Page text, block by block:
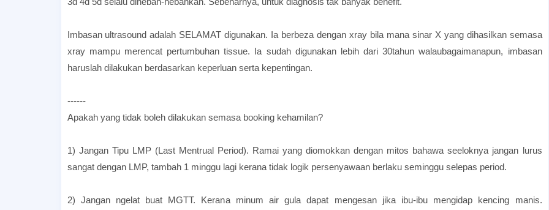
Imbasan ultrasound adalah SELAMAT digunakan. Ia berbeza dengan xray bila mana sinar X yang dihasilkan semasa
xray mampu merencat pertumbuhan tissue. Ia sudah digunakan lebih dari 30tahun walaubagaimanapun, imbasan
haruslah dilakukan berdasarkan keperluan serta kepentingan.
------
Apakah yang tidak boleh dilakukan semasa booking kehamilan?
1) Jangan Tipu LMP (Last Mentrual Period). Ramai yang diomokkan dengan mitos bahawa seeloknya jangan lurus
sangat dengan LMP, tambah 1 minggu lagi kerana tidak logik persenyawaan berlaku seminggu selepas period.
2) Jangan ngelat buat MGTT. Kerana minum air gula dapat mengesan jika ibu-ibu mengidap kencing manis.